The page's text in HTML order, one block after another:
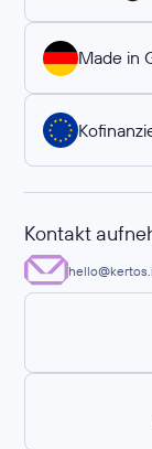
Made in
Kontakt